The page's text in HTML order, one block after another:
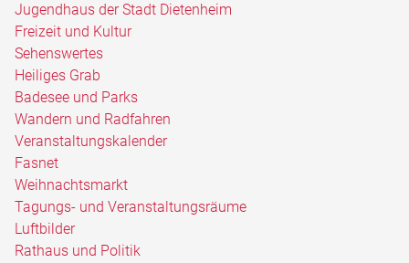
Jugendhaus der Stadt Dietenheim
Freizeit und Kultur
Sehenswertes
Heiliges Grab
Badesee und Parks
Wandern und Radfahren
Veranstaltungskalender
Fasnet
Weihnachtsmarkt
Tagungs- und Veranstaltungsräume
Luftbilder
Rathaus und Politik